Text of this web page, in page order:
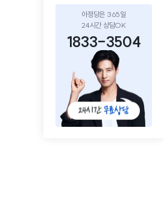
아정당은 365일
24시간 상담OK
1833-3504